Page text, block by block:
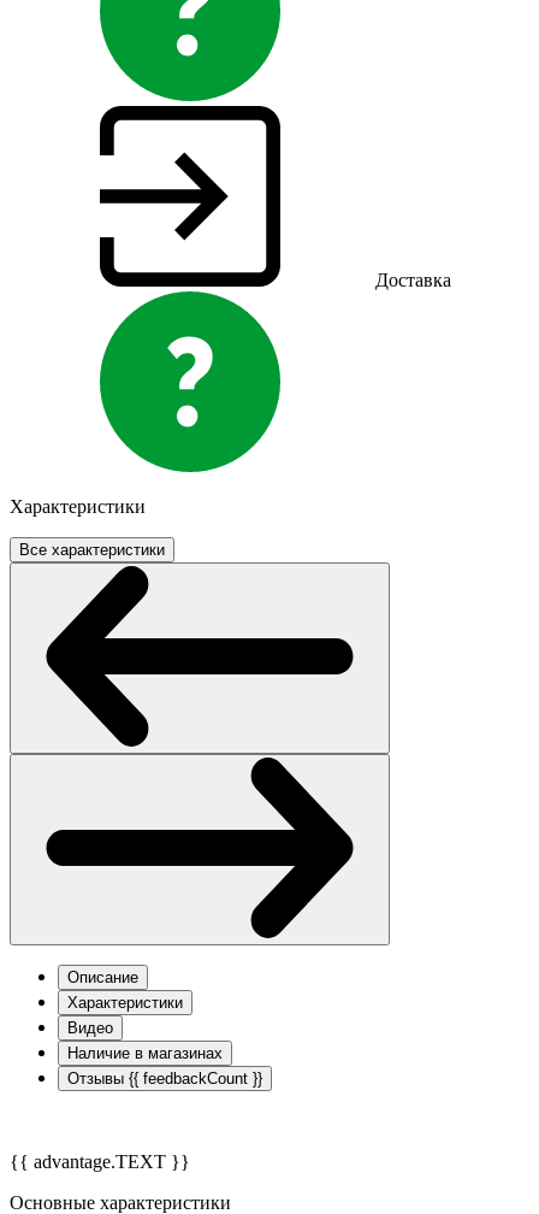
Доставка
Характеристики
Все характеристики
Описание
Характеристики
Видео
Наличие в магазинах
Отзывы {{ feedbackCount }}
{{ advantage.TEXT }}
Основные характеристики